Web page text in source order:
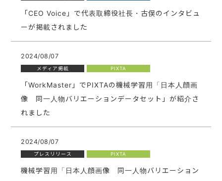
「CEO Voice」で代表取締役社長・古俣のインタビュ
ーが掲載されました
2024/08/07
メディア掲載 PIXTA
「WorkMaster」でPIXTAの機械学習用「日本人顔画
像 同一人物バリエーションデータセット」が紹介さ
れました
2024/08/07
プレスリリース PIXTA
機械学習用「日本人顔画像 同一人物バリエーション